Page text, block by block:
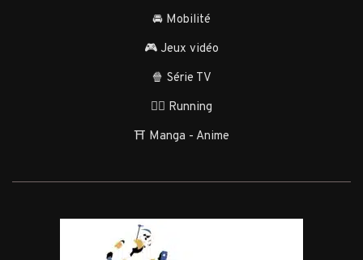
🚘 Mobilité
🎮 Jeux vidéo
🍿 Série TV
🏃‍♂️ Running
⛩️ Manga - Anime